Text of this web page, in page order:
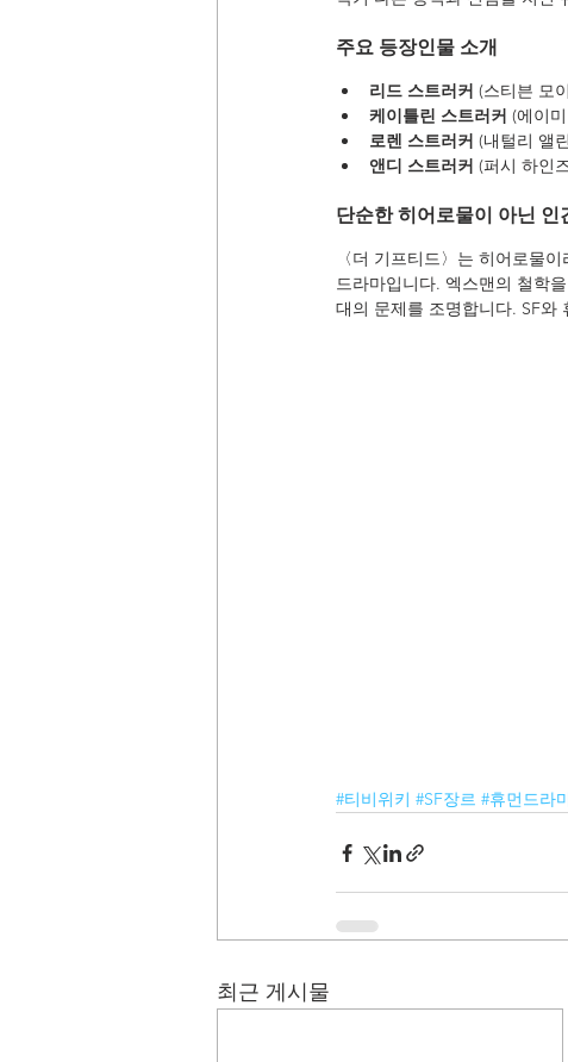
주요 등장인물 소개
리드 스트러커 (스티븐 모
케이틀린 스트러커 (에이
로렌 스트러커 (내털리 앨
앤디 스트러커 (퍼시 하인
단순한 히어로물이 아닌
〈더 기프티드〉는 히어로물
드라마입니다. 엑스맨의 철학
대의 문제를 조명합니다. SF와
#티비위키 #SF장르 #휴먼드라
최근 게시물